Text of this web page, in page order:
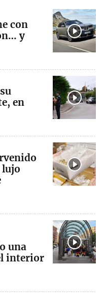
con
y
en
lujo
una
interior